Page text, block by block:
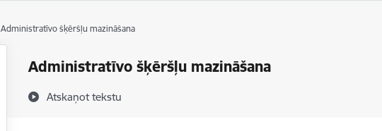
Administratīvo šķēršļu mazināšana
Administratīvo šķēršļu mazināšana
Atskaņot tekstu